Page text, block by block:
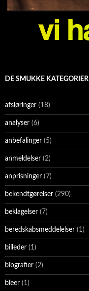
DE SMUKKE KATEGORIER
afsløringer (18)
analyser (6)
anbefalinger (5)
anmeldelser (2)
anprisninger (7)
bekendtgørelser (290)
beklagelser (7)
beredskabsmeddelelser (1)
billeder (1)
biografier (2)
bleer (1)